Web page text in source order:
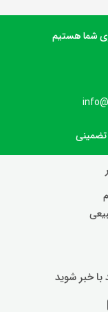
با خبر شوید